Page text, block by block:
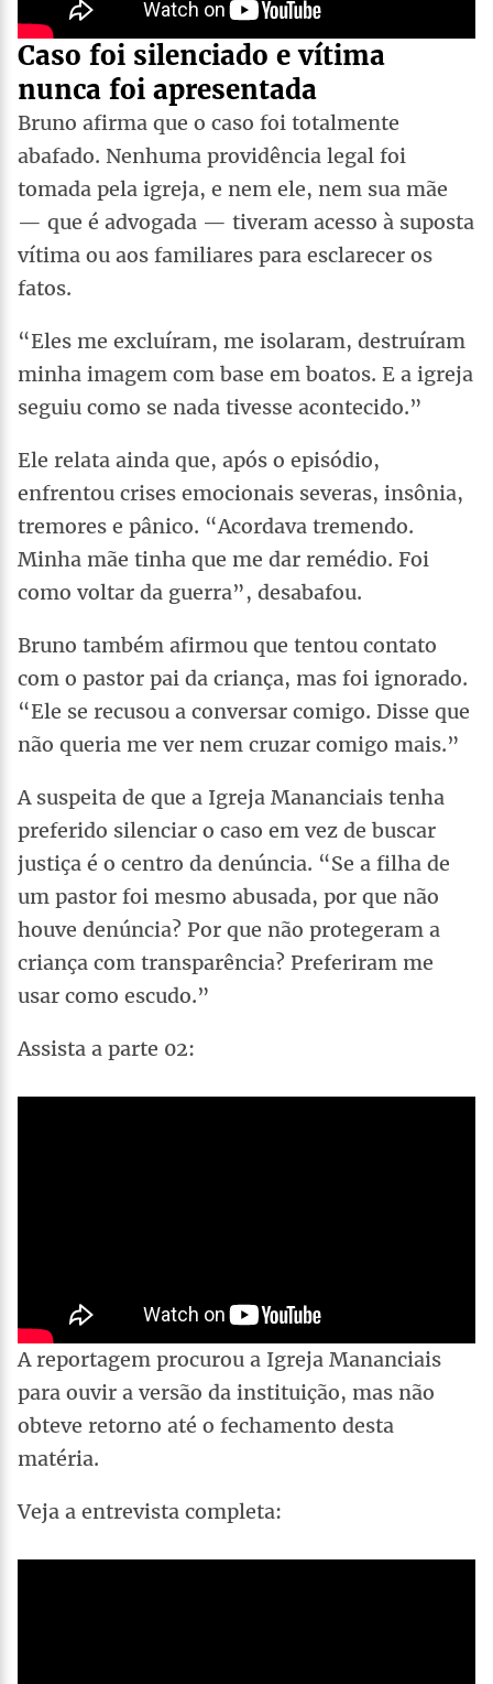
Caso foi silenciado e vítima
nunca foi apresentada
Bruno afirma que o caso foi totalmente
abafado. Nenhuma providência legal foi
tomada pela igreja, e nem ele, nem sua mãe
— que é advogada — tiveram acesso à suposta
vítima ou aos familiares para esclarecer os
fatos.
“Eles me excluíram, me isolaram, destruíram
minha imagem com base em boatos. E a igreja
seguiu como se nada tivesse acontecido.”
Ele relata ainda que, após o episódio,
enfrentou crises emocionais severas, insônia,
tremores e pânico. “Acordava tremendo.
Minha mãe tinha que me dar remédio. Foi
como voltar da guerra”, desabafou.
Bruno também afirmou que tentou contato
com o pastor pai da criança, mas foi ignorado.
“Ele se recusou a conversar comigo. Disse que
não queria me ver nem cruzar comigo mais.”
A suspeita de que a Igreja Mananciais tenha
preferido silenciar o caso em vez de buscar
justiça é o centro da denúncia. “Se a filha de
um pastor foi mesmo abusada, por que não
houve denúncia? Por que não protegeram a
criança com transparência? Preferiram me
usar como escudo.”
Assista a parte 02:
A reportagem procurou a Igreja Mananciais
para ouvir a versão da instituição, mas não
obteve retorno até o fechamento desta
matéria.
Veja a entrevista completa: